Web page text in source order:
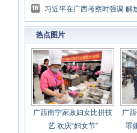
破肚”
习近平在广西考察时强调 解
心聚力担当实干 建设新时代
壮美
热点图片
广西南宁家政妇女比拼技
艺 欢庆“妇女节”
广
罪